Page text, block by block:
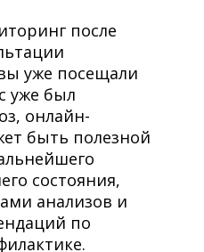
после
уже посещали
уже был
онлайн-
быть полезной
состояния,
анализов и
по